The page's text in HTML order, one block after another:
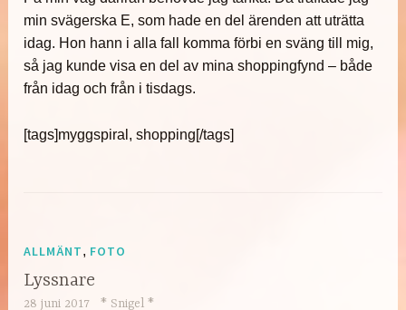
min svägerska E, som hade en del ärenden att uträtta
idag. Hon hann i alla fall komma förbi en sväng till mig,
så jag kunde visa en del av mina shoppingfynd – både
från idag och från i tisdags.
[tags]myggspiral, shopping[/tags]
ALLMÄNT, FOTO
Lyssnare
28 juni 2017 * Snigel *